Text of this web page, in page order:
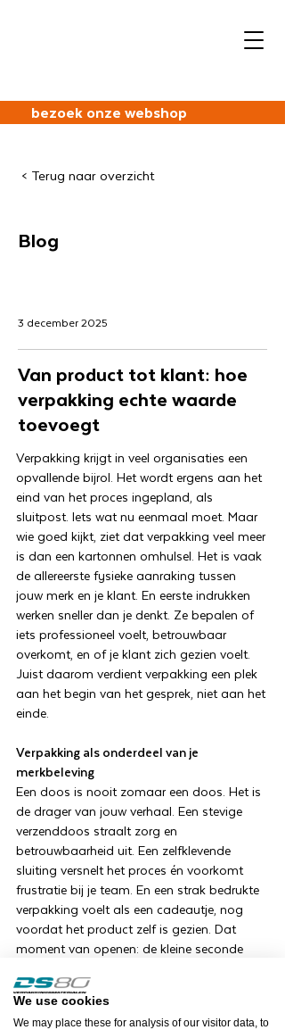
bezoek onze webshop
< Terug naar overzicht
Blog
3 december 2025
Van product tot klant: hoe
verpakking echte waarde
toevoegt
Verpakking krijgt in veel organisaties een
opvallende bijrol. Het wordt ergens aan het
eind van het proces ingepland, als
sluitpost. Iets wat nu eenmaal moet. Maar
wie goed kijkt, ziet dat verpakking veel meer
is dan een kartonnen omhulsel. Het is vaak
de allereerste fysieke aanraking tussen
jouw merk en je klant. En eerste indrukken
werken sneller dan je denkt. Ze bepalen of
iets professioneel voelt, betrouwbaar
overkomt, en of je klant zich gezien voelt.
Juist daarom verdient verpakking een plek
aan het begin van het gesprek, niet aan het
einde.
Verpakking als onderdeel van je
merkbeleving
Een doos is nooit zomaar een doos. Het is
de drager van jouw verhaal. Een stevige
verzenddoos straalt zorg en
betrouwbaarheid uit. Een zelfklevende
sluiting versnelt het proces én voorkomt
frustratie bij je team. En een strak bedrukte
verpakking voelt als een cadeautje, nog
voordat het product zelf is gezien. Dat
moment van openen: de kleine seconde
enthousiasme, bepaalt meer voor je merk
dan je denkt. In die zin is verpakking een
We use cookies
We may place these for analysis of our visitor data, to